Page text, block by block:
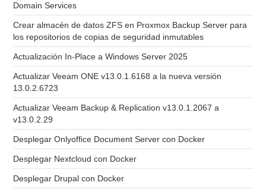
Domain Services
Crear almacén de datos ZFS en Proxmox Backup Server para
los repositorios de copias de seguridad inmutables
Actualización In-Place a Windows Server 2025
Actualizar Veeam ONE v13.0.1.6168 a la nueva versión
13.0.2.6723
Actualizar Veeam Backup & Replication v13.0.1.2067 a
v13.0.2.29
Desplegar Onlyoffice Document Server con Docker
Desplegar Nextcloud con Docker
Desplegar Drupal con Docker